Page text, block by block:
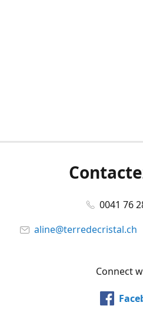
0041 76
aline@terredecristal.ch
Connect